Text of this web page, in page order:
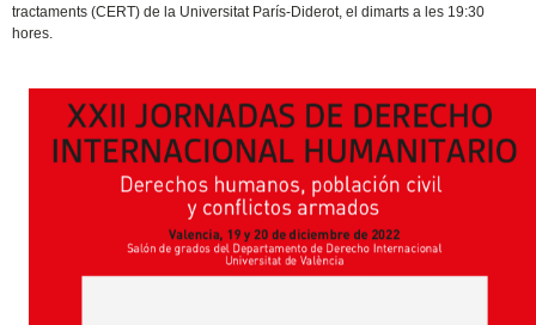
tractaments (CERT) de la Universitat París-Diderot, el dimarts a les 19:30
hores.